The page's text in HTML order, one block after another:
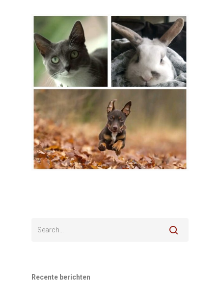
Recente berichten